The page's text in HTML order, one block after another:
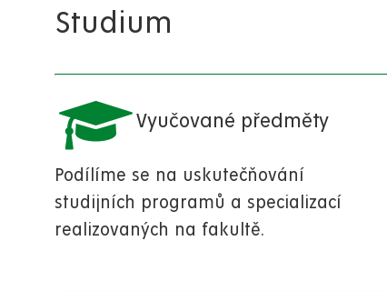
Studium
Vyučované předměty
Podílíme se na uskutečňování
studijních programů a specializací
realizovaných na fakultě.